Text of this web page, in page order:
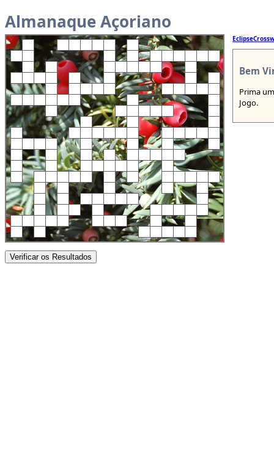
Almanaque Açoriano
Bem
Prima
Jogo.
Verificar os Resultados